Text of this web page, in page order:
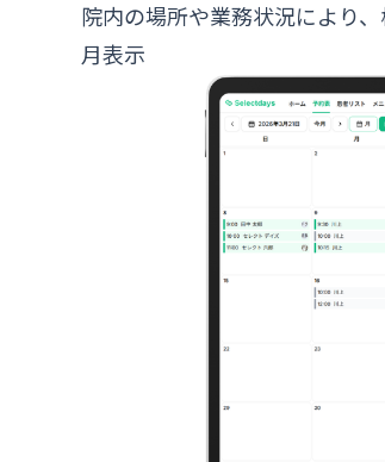
院内の場所や業務状況により
月表示